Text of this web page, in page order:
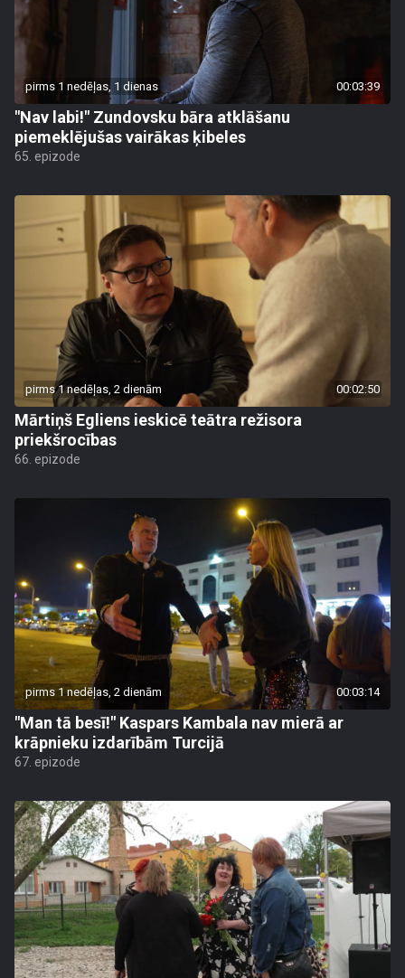
pirms 1 nedēļas, 1 dienas 00:03:39
"Nav labi!" Zundovsku bāra atklāšanu
piemeklējušas vairākas ķibeles
65. epizode
pirms 1 nedēļas, 2 dienām 00:02:50
Mārtiņš Egliens ieskicē teātra režisora
priekšrocības
66. epizode
pirms 1 nedēļas, 2 dienām 00:03:14
"Man tā besī!" Kaspars Kambala nav mierā ar
krāpnieku izdarībām Turcijā
67. epizode